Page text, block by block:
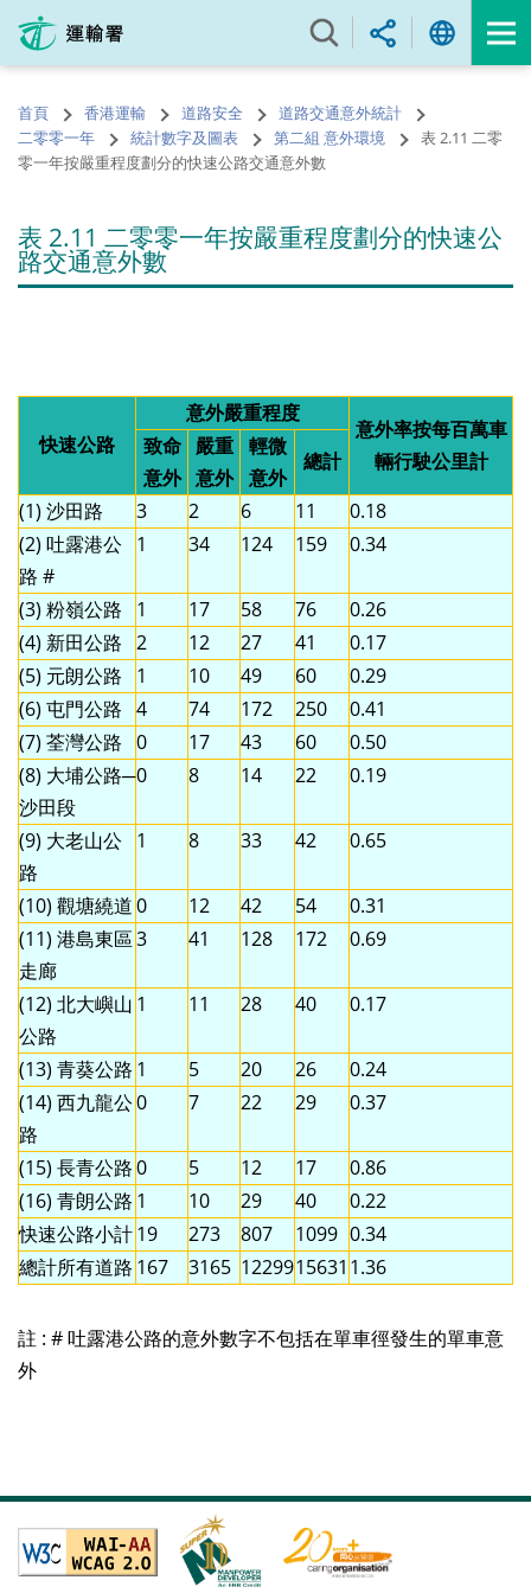
內
的
開
始
首頁 香港運輸 道路安全
道路交通意外統計
二零零一年
統計數字及圖表 第二組 意外環境
表 2.11 二零
零一年按嚴重程度劃分的快速公路交通意外數
表 2.11 二零零一年按嚴重程度劃分的快速公
路交通意外數
快速公路
意外嚴重程度
意外率按每百萬車
輛行駛公里計
致命
意外
嚴重
意外
輕微
意外
總計
(1) 沙田路
3 2 6 11
0.18
(2) 吐露港公
路 #
1 34 124 159 0.34
(3) 粉嶺公路 1 17 58 76
0.26
(4) 新田公路 2 12 27 41
0.17
(5) 元朗公路
1 10 49 60
0.29
(6) 屯門公路 4 74 172 250
0.41
(7) 荃灣公路 0 17 43 60
0.50
(8) 大埔公路─
沙田段
0 8 14 22 0.19
(9) 大老山公
路
1 8 33 42 0.65
(10) 觀塘繞道0 12 42 54
0.31
(11) 港島東區
走廊
3 41 128 172 0.69
(12) 北大嶼山
公路
1 11 28 40 0.17
(13) 青葵公路 1 5 20 26
0.24
(14) 西九龍公
路
0 7 22 29 0.37
(15) 長青公路0 5 12 17
0.86
(16) 青朗公路 1 10 29 40
0.22
快速公路小計19 273 807 1099 0.34
總計所有道路 167 3165 1229915631 1.36
註 : # 吐露港公路的意外數字不包括在單車徑發生的單車意
外